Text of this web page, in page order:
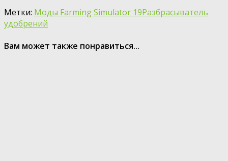
Метки: Моды Farming Simulator 19Разбрасыватель
удобрений
Вам может также понравиться...